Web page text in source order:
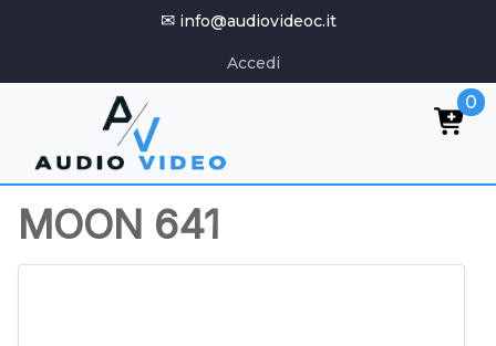
✉ info@audiovideoc.it
Accedi
0
MOON 641